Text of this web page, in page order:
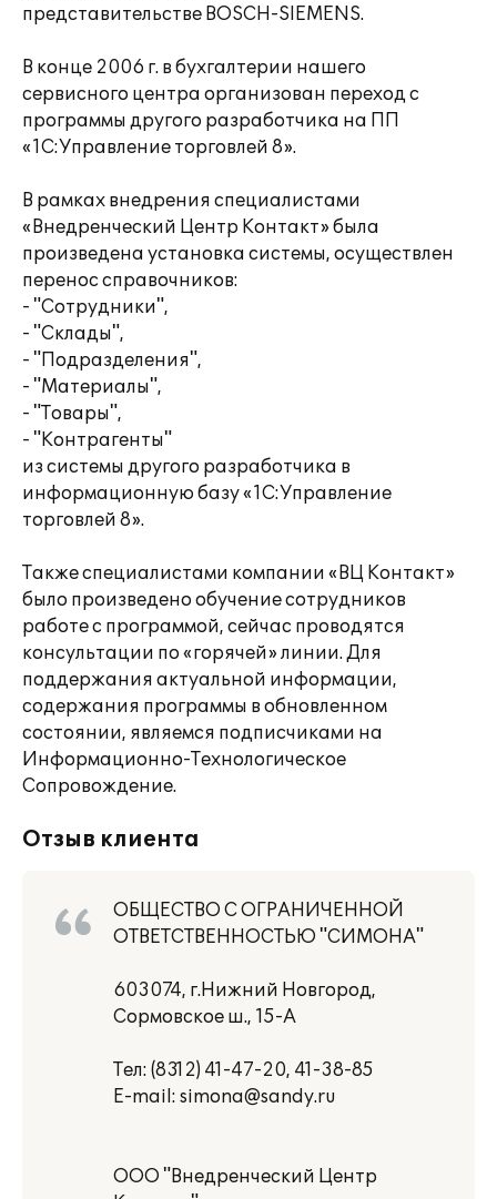
представительстве BOSCH-SIEMENS.
В конце 2006 г. в бухгалтерии нашего
сервисного центра организован переход с
программы другого разработчика на ПП
«1С:Управление торговлей 8».
В рамках внедрения специалистами
«Внедренческий Центр Контакт» была
произведена установка системы, осуществлен
перенос справочников:
- "Сотрудники",
- "Склады",
- "Подразделения",
- "Материалы",
- "Товары",
- "Контрагенты"
из системы другого разработчика в
информационную базу «1С:Управление
торговлей 8».
Также специалистами компании «ВЦ Контакт»
было произведено обучение сотрудников
работе с программой, сейчас проводятся
консультации по «горячей» линии. Для
поддержания актуальной информации,
содержания программы в обновленном
состоянии, являемся подписчиками на
Информационно-Технологическое
Сопровождение.
Отзыв клиента
ОБЩЕСТВО С ОГРАНИЧЕННОЙ
ОТВЕТСТВЕННОСТЬЮ "СИМОНА"
603074, г.Нижний Новгород,
Сормовское ш., 15-А
Тел: (8312) 41-47-20, 41-38-85
E-mail: simona@sandy.ru
ООО "Внедренческий Центр